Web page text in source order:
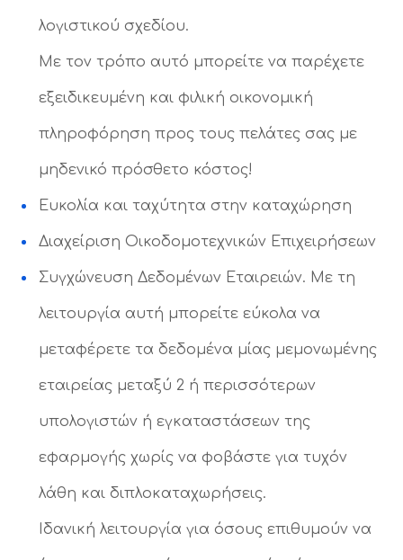
λογιστικού σχεδίου.
Με τον τρόπο αυτό μπορείτε να παρέχετε
εξειδικευμένη και φιλική οικονομική
πληροφόρηση προς τους πελάτες σας με
μηδενικό πρόσθετο κόστος!
Ευκολία και ταχύτητα στην καταχώρηση
Διαχείριση Οικοδομοτεχνικών Επιχειρήσεων
Συγχώνευση Δεδομένων Εταιρειών. Με τη
λειτουργία αυτή μπορείτε εύκολα να
μεταφέρετε τα δεδομένα μίας μεμονωμένης
εταιρείας μεταξύ 2 ή περισσότερων
υπολογιστών ή εγκαταστάσεων της
εφαρμογής χωρίς να φοβάστε για τυχόν
λάθη και διπλοκαταχωρήσεις.
Ιδανική λειτουργία για όσους επιθυμούν να